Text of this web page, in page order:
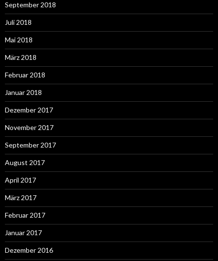
September 2018
Juli 2018
Mai 2018
März 2018
Februar 2018
Januar 2018
Dezember 2017
November 2017
September 2017
August 2017
April 2017
März 2017
Februar 2017
Januar 2017
Dezember 2016